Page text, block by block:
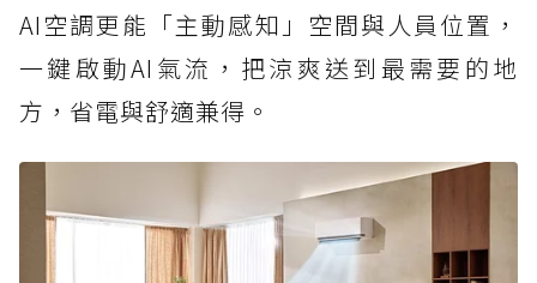
AI空調更能「主動感知」空間與人員位置，
一鍵啟動AI氣流，把涼爽送到最需要的地
方，省電與舒適兼得。